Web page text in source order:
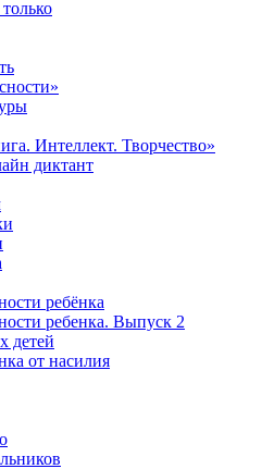
Интеллект. Творчество»
диктант
ребёнка
ребенка. Выпуск 2
детей
от насилия